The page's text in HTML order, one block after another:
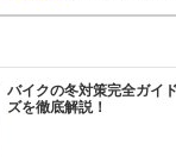
バイクの冬対策完全ガイ
ズを徹底解説！